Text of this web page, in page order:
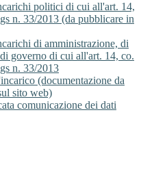
politici di cui all'art. 14,
n. 33/2013 (da pubblicare in
di amministrazione, di
governo di cui all'art. 14, co.
n. 33/2013
(documentazione da
sito web)
comunicazione dei dati